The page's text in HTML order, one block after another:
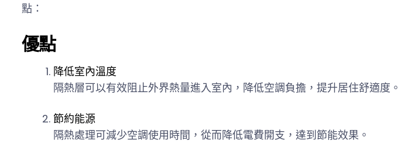
點：
優點
降低室內溫度
隔熱層可以有效阻止外界熱量進入室內，降低空調負擔，提升居住舒適度。
節約能源
隔熱處理可減少空調使用時間，從而降低電費開支，達到節能效果。